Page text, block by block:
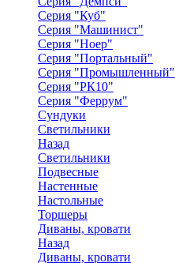
Серия "Куб"
Серия "Машинист"
Серия "Ноер"
Серия "Портальный"
Серия "Промышленный"
Серия "РК10"
Серия "Феррум"
Сундуки
Светильники
Назад
Светильники
Подвесные
Настенные
Настольные
Торшеры
Диваны, кровати
Назад
Диваны, кровати